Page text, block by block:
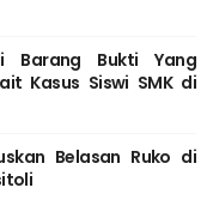
Barang Bukti Yang
Kasus Siswi SMK di
Belasan Ruko di